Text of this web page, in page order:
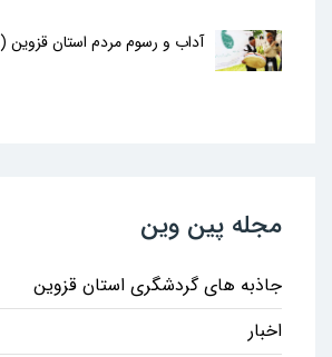
آداب و رسوم مردم استان قزوین (2)
مجله پین وین
جاذبه های گردشگری استان قزوین
اخبار